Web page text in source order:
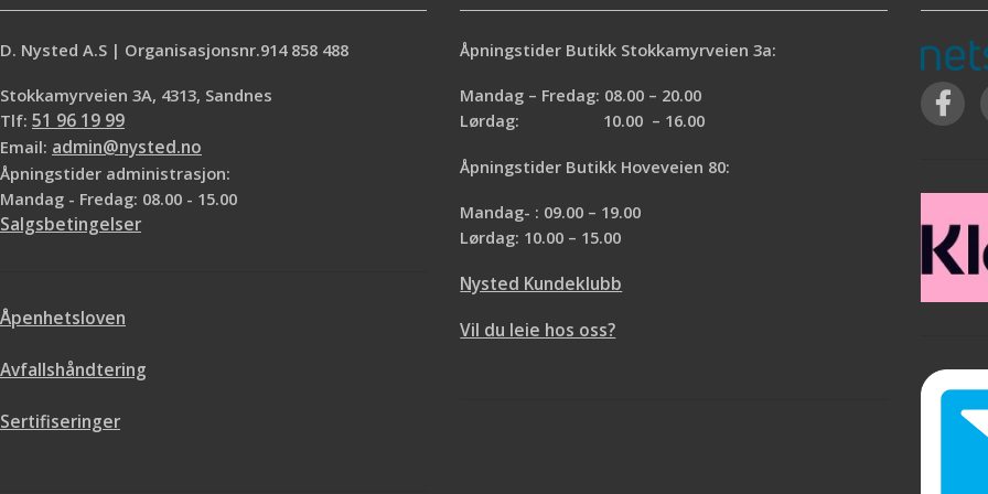
D. Nysted A.S | Organisasjonsnr.914 858 488
Stokkamyrveien 3A, 4313, Sandnes
Tlf: 51 96 19 99
Email: admin@nysted.no
Åpningstider administrasjon:
Mandag - Fredag: 08.00 - 15.00
Salgsbetingelser
Åpenhetsloven
Avfallshåndtering
Sertifiseringer
Åpningstider Butikk Stokkamyrveien 3a:
Mandag – Fredag: 08.00 – 20.00
Lørdag: 10.00 – 16.00
Åpningstider Butikk Hoveveien 80:
Mandag- : 09.00 – 19.00
Lørdag: 10.00 – 15.00
Nysted Kundeklubb
Vil du leie hos oss?